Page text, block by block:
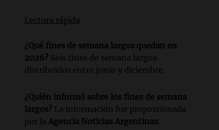
Lectura rápida
¿Qué fines de semana largos quedan en
2026? Seis fines de semana largos
distribuidos entre junio y diciembre.
¿Quién informó sobre los fines de semana
largos? La información fue proporcionada
por la Agencia Noticias Argentinas.